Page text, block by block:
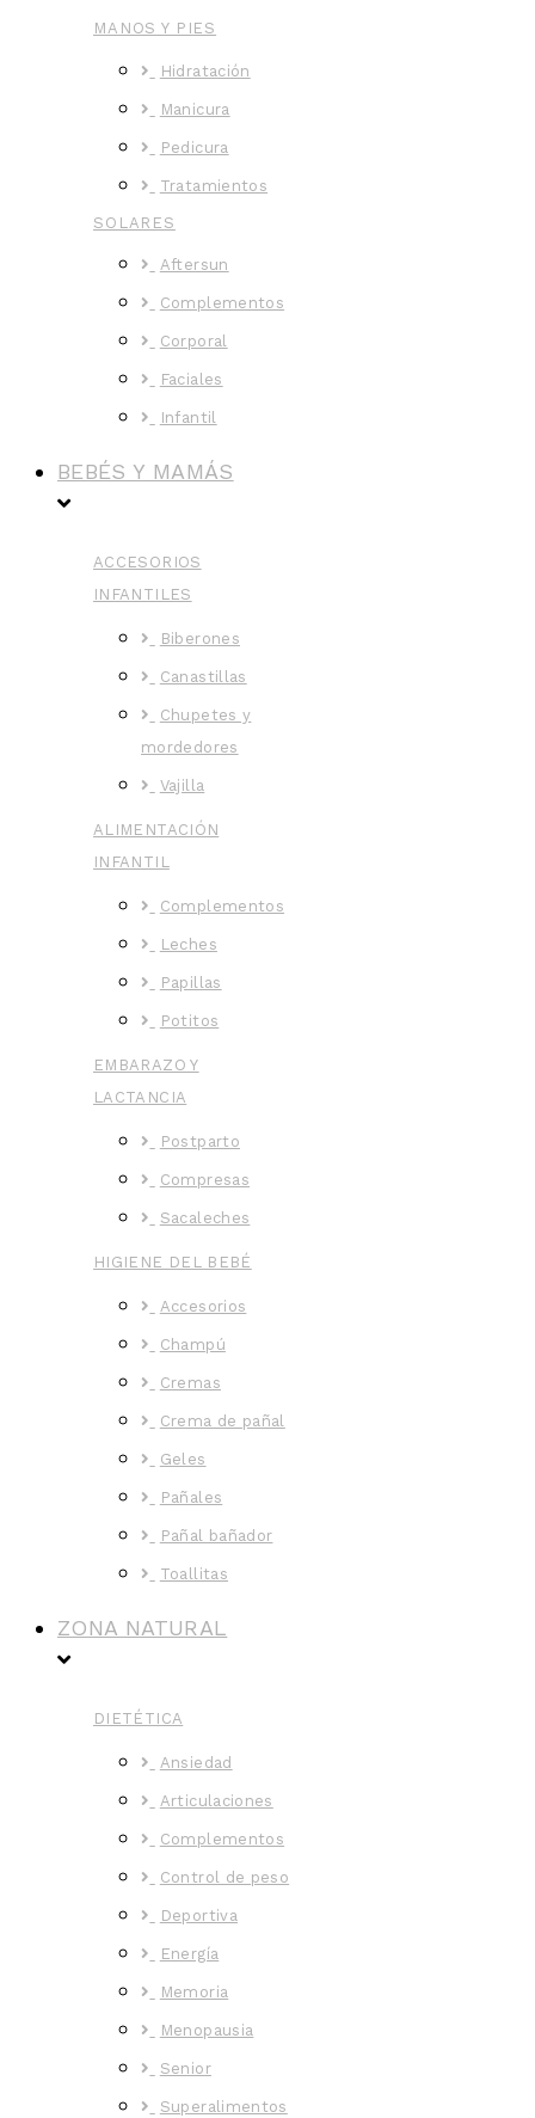
MANOS Y PIES
Hidratación
Manicura
Pedicura
Tratamientos
SOLARES
Aftersun
Complementos
Corporal
Faciales
Infantil
BEBÉS Y MAMÁS
ACCESORIOS
INFANTILES
Biberones
Canastillas
Chupetes y
mordedores
Vajilla
ALIMENTACIÓN
INFANTIL
Complementos
Leches
Papillas
Potitos
EMBARAZO Y
LACTANCIA
Postparto
Compresas
Sacaleches
HIGIENE DEL BEBÉ
Accesorios
Champú
Cremas
Crema de pañal
Geles
Pañales
Pañal bañador
Toallitas
ZONA NATURAL
DIETÉTICA
Ansiedad
Articulaciones
Complementos
Control de peso
Deportiva
Energía
Memoria
Menopausia
Senior
Superalimentos